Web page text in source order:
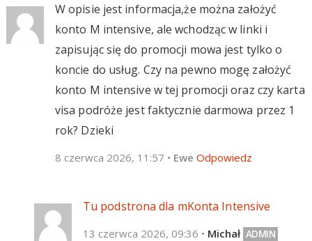
W opisie jest informacja,że można założyć
konto M intensive, ale wchodząc w linki i
zapisując się do promocji mowa jest tylko o
koncie do usług. Czy na pewno mogę założyć
konto M intensive w tej promocji oraz czy karta
visa podróże jest faktycznie darmowa przez 1
rok? Dzieki
8 czerwca 2026, 11:57 • Ewe Odpowiedz
Tu podstrona dla mKonta Intensive
13 czerwca 2026, 09:36 • Michał